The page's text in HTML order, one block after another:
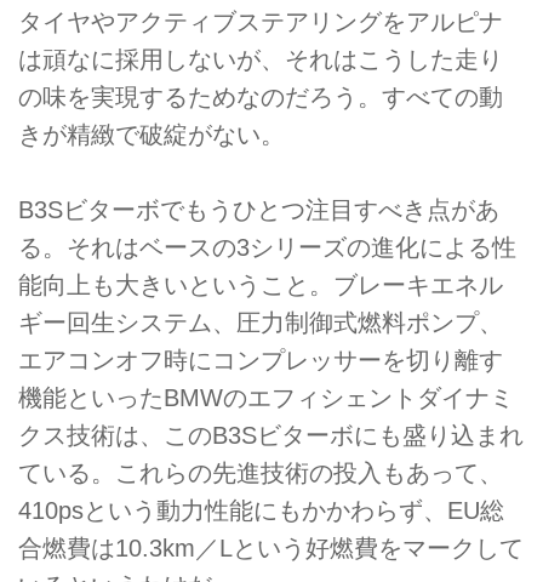
タイヤやアクティブステアリングをアルピナ
は頑なに採用しないが、それはこうした走り
の味を実現するためなのだろう。すべての動
きが精緻で破綻がない。
B3Sビターボでもうひとつ注目すべき点があ
る。それはベースの3シリーズの進化による性
能向上も大きいということ。ブレーキエネル
ギー回生システム、圧力制御式燃料ポンプ、
エアコンオフ時にコンプレッサーを切り離す
機能といったBMWのエフィシェントダイナミ
クス技術は、このB3Sビターボにも盛り込まれ
ている。これらの先進技術の投入もあって、
410psという動力性能にもかかわらず、EU総
合燃費は10.3km／Lという好燃費をマークして